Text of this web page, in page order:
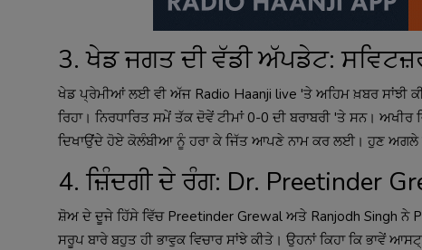
3. ਖੇਡ ਜਗਤ ਦੀ ਵੱਡੀ ਅੱਪਡੇਟ:
ਖੇਡ ਪ੍ਰੇਮੀਆਂ ਲਈ ਵੀ ਅੱਜ Radio Haanji live 'ਤੇ ਅਹਿਮ ਖ਼ਬਰ
ਰਿਹਾ। ਨਿਰਧਾਰਿਤ ਸਮੇਂ ਤੱਕ ਦੋਵੇਂ ਟੀਮਾਂ 0-0 ਦੀ ਬਰਾਬਰੀ 'ਤੇ ਸਨ।
ਦਿਖਾਉਂਦੇ ਹੋਏ ਕੋਲੰਬੀਆ ਨੂੰ ਹਰਾ ਕੇ ਜਿੱਤ ਆਪਣੇ ਨਾਮ ਕਰ ਲਈ। ਹੁਣ ਅਗਲੇ
4. ਜ਼ਿੰਦਗੀ ਦੇ ਰੰਗ: Dr. Preetinder
ਸ਼ੋਅ ਦੇ ਦੂਜੇ ਹਿੱਸੇ ਵਿੱਚ Preetinder Grewal ਅਤੇ Ranjodh Singh ਨੇ
ਸਰੂਪ ਬਾਰੇ ਬਹੁਤ ਹੀ ਭਾਵੁਕ ਵਿਚਾਰ ਸਾਂਝੇ ਕੀਤੇ। ਉਹਨਾਂ ਕਿਹਾ ਕਿ ਭਾਵੇਂ